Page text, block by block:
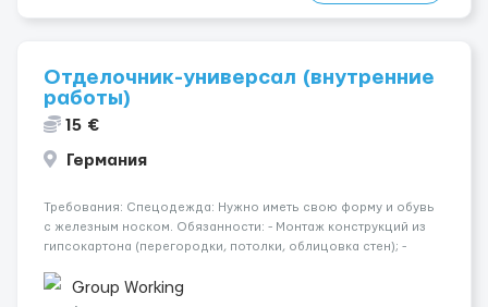
Отделочник-универсал (внутренние
работы)
15 €
Германия
Требования: Спецодежда: Нужно иметь свою форму и обувь
с железным носком. Обязанности: - Монтаж конструкций из
гипсокартона (перегородки, потолки, облицовка стен); -
малярных работ (шпатлевка, грунтовка, покраска); -
Group Working